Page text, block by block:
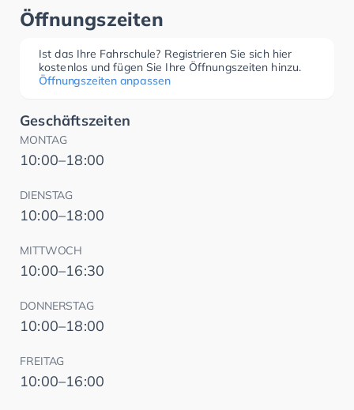
Öffnungszeiten
Ist das Ihre Fahrschule? Registrieren Sie sich hier
kostenlos und fügen Sie Ihre Öffnungszeiten hinzu.
Öffnungszeiten anpassen
Geschäftszeiten
MONTAG
10:00–18:00
DIENSTAG
10:00–18:00
MITTWOCH
10:00–16:30
DONNERSTAG
10:00–18:00
FREITAG
10:00–16:00